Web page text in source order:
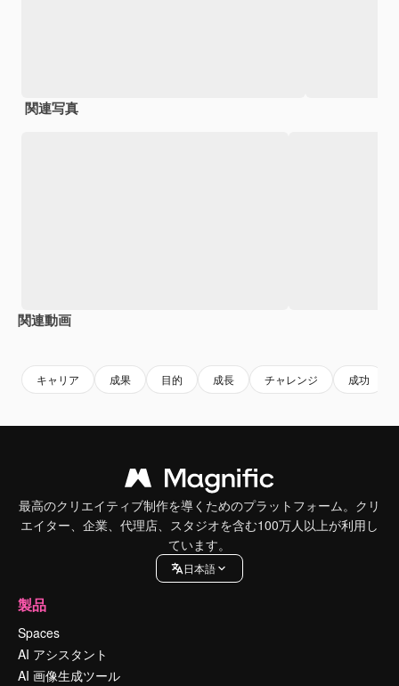
関連写真
関連動画
キャリア 成果 目的 成長 チャレンジ 成功
最高のクリエイティブ制作を導くためのプラットフォーム。クリ
エイター、企業、代理店、スタジオを含む100万人以上が利用し
ています。
日本語
製品
Spaces
AI アシスタント
AI 画像生成ツール